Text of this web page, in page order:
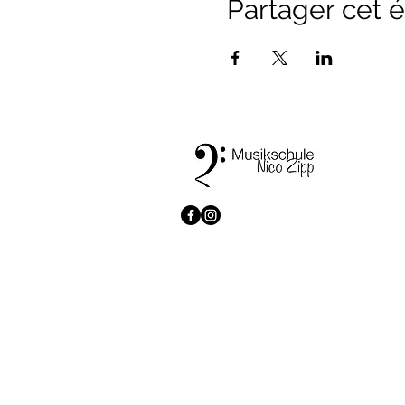
Partager cet